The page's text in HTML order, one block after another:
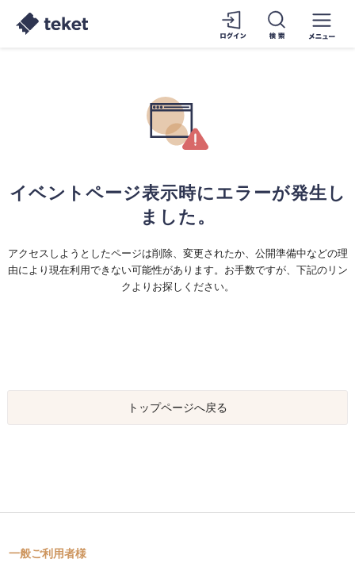
イベントページ表示時にエラーが発生し
ました。
アクセスしようとしたページは削除、変更されたか、公開準備中などの理
由により現在利用できない可能性があります。お手数ですが、下記のリン
クよりお探しください。
トップページへ戻る
一般ご利用者様